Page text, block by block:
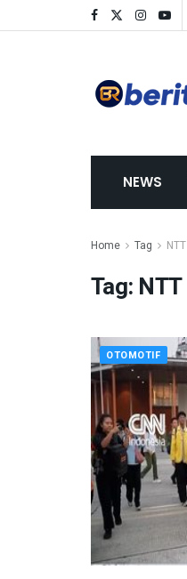
NEWS
Home Tag NTT
Tag: NTT
OTOMOTIF